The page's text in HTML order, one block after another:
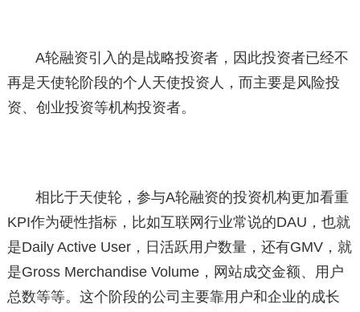
A轮融资引入的是战略投资者，因此投资者已经不
再是天使轮阶段的个人天使投资人，而主要是风险投
资、创业投资等机构投资者。
相比于天使轮，参与A轮融资的投资机构更加看重
KPI作为硬性指标，比如互联网行业常说的DAU，也就
是Daily Active User，日活跃用户数量，还有GMV，就
是Gross Merchandise Volume，网站成交金额、用户
总数等等。这个阶段的公司主要靠用户和企业的成长